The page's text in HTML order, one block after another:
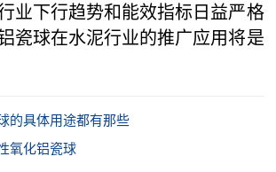
业下行趋势和能效指标日益严格
瓷球在水泥行业的推广应用将是
的具体用途都有那些
氧化铝瓷球